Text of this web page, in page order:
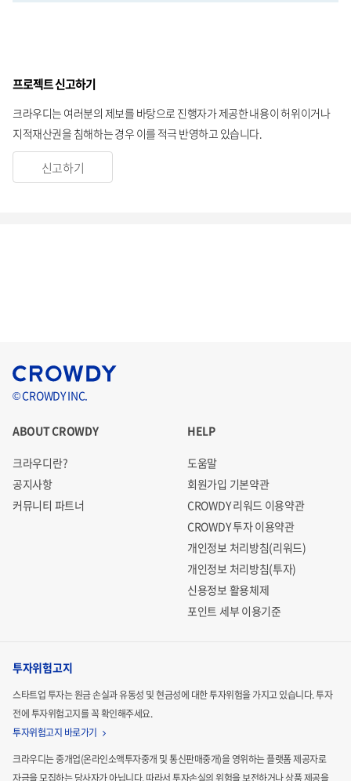
프로젝트 신고하기
크라우디는 여러분의 제보를 바탕으로 진행자가 제공한 내용이 허위이거나
지적재산권을 침해하는 경우 이를 적극 반영하고 있습니다.
신고하기
© CROWDY INC.
ABOUT CROWDY
크라우디란?
공지사항
커뮤니티 파트너
HELP
도움말
회원가입 기본약관
CROWDY 리워드 이용약관
CROWDY 투자 이용약관
개인정보 처리방침(리워드)
개인정보 처리방침(투자)
신용정보 활용체제
포인트 세부 이용기준
투자위험고지
스타트업 투자는 원금 손실과 유동성 및 현금성에 대한 투자위험을 가지고 있습니다.투자
전에 투자위험고지를 꼭 확인해주세요.
투자위험고지 바로가기
크라우디는 중개업(온라인소액투자중개 및 통신판매중개)을 영위하는 플랫폼 제공자로
자금을 모집하는당사자가 아닙니다. 따라서 투자손실의 위험을 보전하거나 상품 제공을